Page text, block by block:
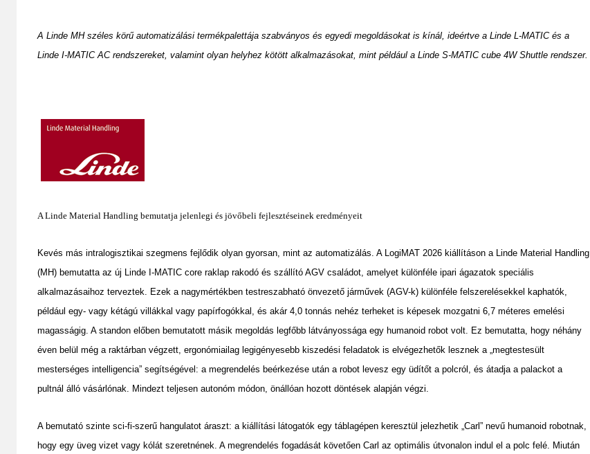
A Linde MH széles körű automatizálási termékpalettája szabványos és egyedi megoldásokat is kínál, ideértve a Linde L-MATIC és a
Linde I-MATIC AC rendszereket, valamint olyan helyhez kötött alkalmazásokat, mint például a Linde S-MATIC cube 4W Shuttle rendszer.
A Linde Material Handling bemutatja jelenlegi és jövőbeli fejlesztéseinek eredményeit
Kevés más intralogisztikai szegmens fejlődik olyan gyorsan, mint az automatizálás. A LogiMAT 2026 kiállításon a Linde Material Handling
(MH) bemutatta az új Linde I-MATIC core raklap rakodó és szállító AGV családot, amelyet különféle ipari ágazatok speciális
alkalmazásaihoz terveztek. Ezek a nagymértékben testreszabható önvezető járművek (AGV-k) különféle felszerelésekkel kaphatók,
például egy- vagy kétágú villákkal vagy papírfogókkal, és akár 4,0 tonnás nehéz terheket is képesek mozgatni 6,7 méteres emelési
magasságig. A standon előben bemutatott másik megoldás legfőbb látványossága egy humanoid robot volt. Ez bemutatta, hogy néhány
éven belül még a raktárban végzett, ergonómiailag legigényesebb kiszedési feladatok is elvégezhetők lesznek a „megtestesült
mesterséges intelligencia” segítségével: a megrendelés beérkezése után a robot levesz egy üdítőt a polcról, és átadja a palackot a
pultnál álló vásárlónak. Mindezt teljesen autonóm módon, önállóan hozott döntések alapján végzi.
A bemutató szinte sci-fi-szerű hangulatot áraszt: a kiállítási látogatók egy táblagépen keresztül jelezhetik „Carl” nevű humanoid robotnak,
hogy egy üveg vizet vagy kólát szeretnének. A megrendelés fogadását követően Carl az optimális útvonalon indul el a polc felé. Miután